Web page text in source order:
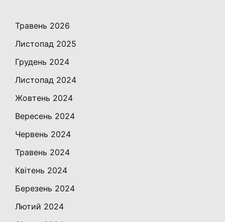
Травень 2026
Листопад 2025
Грудень 2024
Листопад 2024
Жовтень 2024
Вересень 2024
Червень 2024
Травень 2024
Квітень 2024
Березень 2024
Лютий 2024